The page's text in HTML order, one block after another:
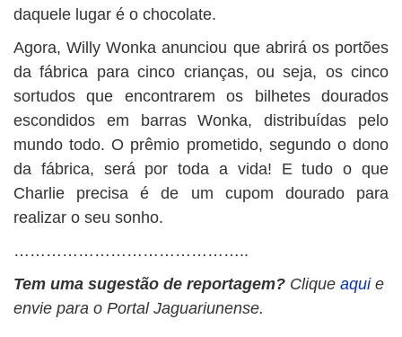
daquele lugar é o chocolate.
Agora, Willy Wonka anunciou que abrirá os portões
da fábrica para cinco crianças, ou seja, os cinco
sortudos que encontrarem os bilhetes dourados
escondidos em barras Wonka, distribuídas pelo
mundo todo. O prêmio prometido, segundo o dono
da fábrica, será por toda a vida! E tudo o que
Charlie precisa é de um cupom dourado para
realizar o seu sonho.
……………………………………..
Tem uma sugestão de reportagem? Clique aqui e
envie para o Portal Jaguariunense.